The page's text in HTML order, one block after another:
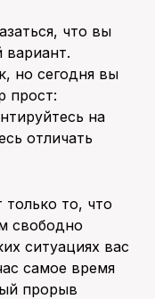
что вы
вариант.
но сегодня вы
прост:
на
отличать
то, что
свободно
ситуациях вас
самое время
прорыв